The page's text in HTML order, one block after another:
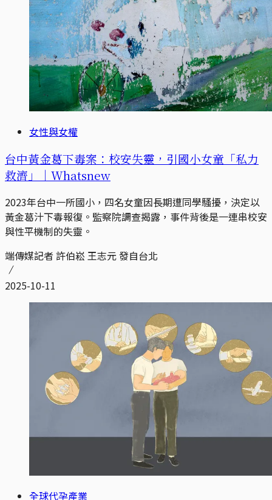
女性與女權
台中黃金葛下毒案：校安失靈，引國小女童「私力
救濟」｜Whatsnew
2023年台中一所國小，四名女童因長期遭同學騷擾，決定以
黃金葛汁下毒報復。監察院調查揭露，事件背後是一連串校安
與性平機制的失靈。
端傳媒記者 許伯崧 王志元 發自台北
2025-10-11
全球代孕產業